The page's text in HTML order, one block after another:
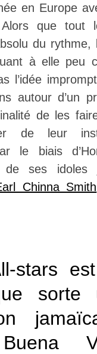
en Europe
Alors que tout
du rythme,
à elle peu
l’idée
autour d’un
de les
de leur
le biais
ses idoles
Chinna Smith
stars
sorte